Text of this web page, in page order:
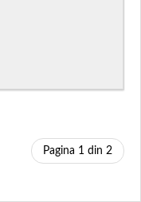
Pagina 1 din 2